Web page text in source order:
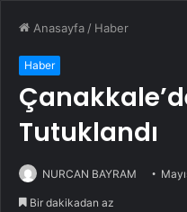
Anasayfa / Haber
Haber
Tutuklandı
NURCAN BAYRAM
Bir dakikadan az